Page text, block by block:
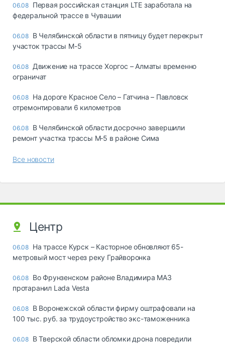
06.08 Первая российская станция LTE заработала на
федеральной трассе в Чувашии
06.08 В Челябинской области в пятницу будет перекрыт
участок трассы М-5
06.08 Движение на трассе Хоргос – Алматы временно
ограничат
06.08 На дороге Красное Село – Гатчина – Павловск
отремонтировали 6 километров
06.08 В Челябинской области досрочно завершили
ремонт участка трассы М‑5 в районе Сима
Все новости
Центр
06.08 На трассе Курск – Касторное обновляют 65-
метровый мост через реку Грайворонка
06.08 Во Фрунзенском районе Владимира МАЗ
протаранил Lada Vesta
06.08 В Воронежской области фирму оштрафовали на
100 тыс. руб. за трудоустройство экс-таможенника
06.08 В Тверской области обломки дрона повредили